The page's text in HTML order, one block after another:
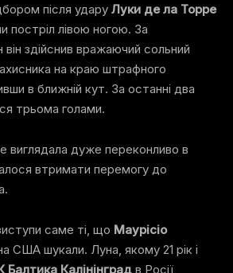
після удару Луки де ла Торре
постріл лівою ногою. За
здійснив вражаючий сольний
на краю штрафного
в ближній кут. За останні два
трьома голами.
виглядала дуже переконливо в
втримати перемогу до
саме ті, що Маурісіо
США шукали. Луна, якому 21 рік і
Балтика Калінінград в Росії,